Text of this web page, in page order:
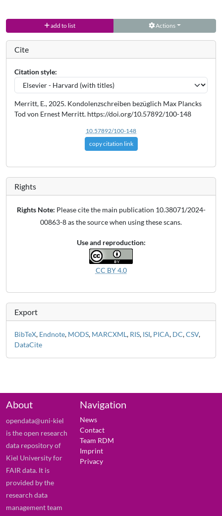
add to list Actions
Cite
Citation style:
Merritt, E., 2025. Kondolenzschreiben bezüglich Max Plancks
Tod von Ernest Merritt. https://doi.org/10.57892/100-148
10.57892/100-148
copy citation link
Rights
Rights Note: Please cite the main publication 10.38071/2024-
00863-8 as the source when using these scans.
Use and reproduction:
CC BY 4.0
Export
BibTeX, Endnote, MODS, MARCXML, RIS, ISI, PICA, DC,CSV,
DataCite
About
opendata@uni-kiel
is the open research
data repository of
Kiel University for
FAIR data. It is
provided by the
research data
management team
Navigation
News
Contact
Team RDM
Imprint
Privacy